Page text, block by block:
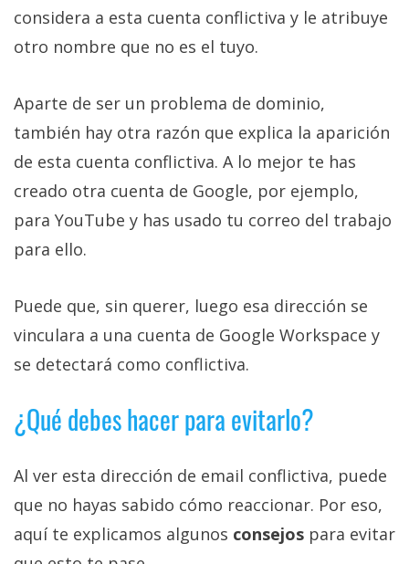
considera a esta cuenta conflictiva y le atribuye
otro nombre que no es el tuyo.
Aparte de ser un problema de dominio,
también hay otra razón que explica la aparición
de esta cuenta conflictiva. A lo mejor te has
creado otra cuenta de Google, por ejemplo,
para YouTube y has usado tu correo del trabajo
para ello.
Puede que, sin querer, luego esa dirección se
vinculara a una cuenta de Google Workspace y
se detectará como conflictiva.
¿Qué debes hacer para evitarlo?
Al ver esta dirección de email conflictiva, puede
que no hayas sabido cómo reaccionar. Por eso,
aquí te explicamos algunos consejos para evitar